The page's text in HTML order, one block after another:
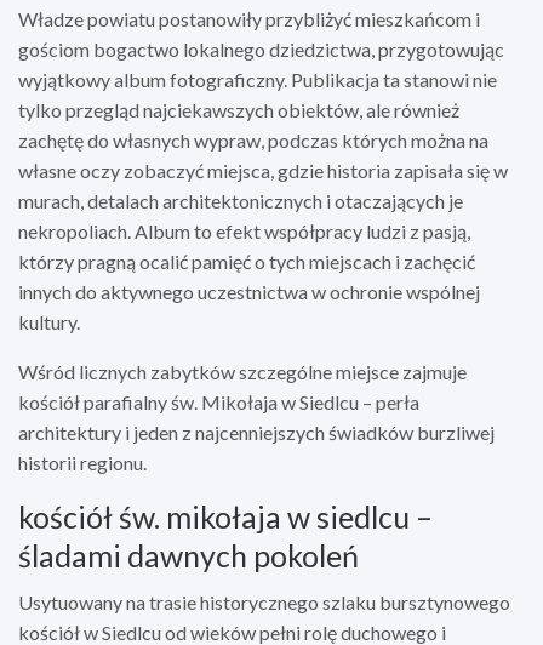
Władze powiatu postanowiły przybliżyć mieszkańcom i
gościom bogactwo lokalnego dziedzictwa, przygotowując
wyjątkowy album fotograficzny. Publikacja ta stanowi nie
tylko przegląd najciekawszych obiektów, ale również
zachętę do własnych wypraw, podczas których można na
własne oczy zobaczyć miejsca, gdzie historia zapisała się w
murach, detalach architektonicznych i otaczających je
nekropoliach. Album to efekt współpracy ludzi z pasją,
którzy pragną ocalić pamięć o tych miejscach i zachęcić
innych do aktywnego uczestnictwa w ochronie wspólnej
kultury.
Wśród licznych zabytków szczególne miejsce zajmuje
kościół parafialny św. Mikołaja w Siedlcu – perła
architektury i jeden z najcenniejszych świadków burzliwej
historii regionu.
kościół św. mikołaja w siedlcu –
śladami dawnych pokoleń
Usytuowany na trasie historycznego szlaku bursztynowego
kościół w Siedlcu od wieków pełni rolę duchowego i